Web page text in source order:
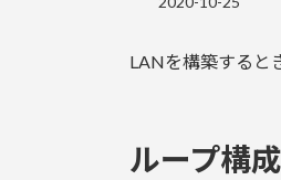
LANを構築すると
ループ構成